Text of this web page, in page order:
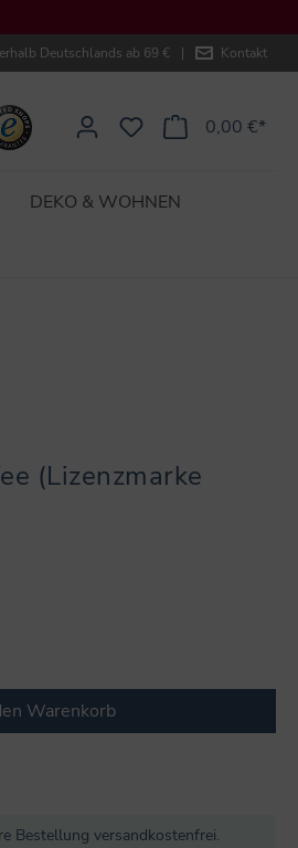
Deutschlands ab 69 € | Kontakt
0,00 €*
DEKO & WOHNEN
(Lizenzmarke
Wert ein oder
Warenkorb
Bestellung versandkostenfrei.